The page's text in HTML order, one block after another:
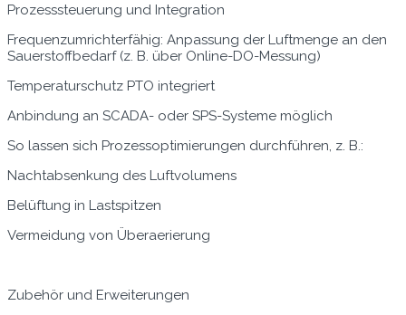
Prozesss­teuerung und Integration
Fre­quen­zum­richter­fähig: Anpas­sung der Luft­menge an den
Sauer­stoff­be­darf (z. B. über Online-DO-Messung)
Tem­per­aturschutz PTO integriert
Anbindung an SCADA- oder SPS-Sys­teme möglich
So lassen sich Prozes­sop­ti­mierun­gen durch­führen, z. B.:
Nachtab­senkung des Luftvolumens
Belüf­tung in Lastspitzen
Ver­mei­dung von Überaerierung
Zube­hör und Erweiterungen